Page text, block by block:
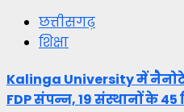
छत्तीसगढ़
शिक्षा
Kalinga University में
FDP संपन्न, 19 संस्थानों के 45